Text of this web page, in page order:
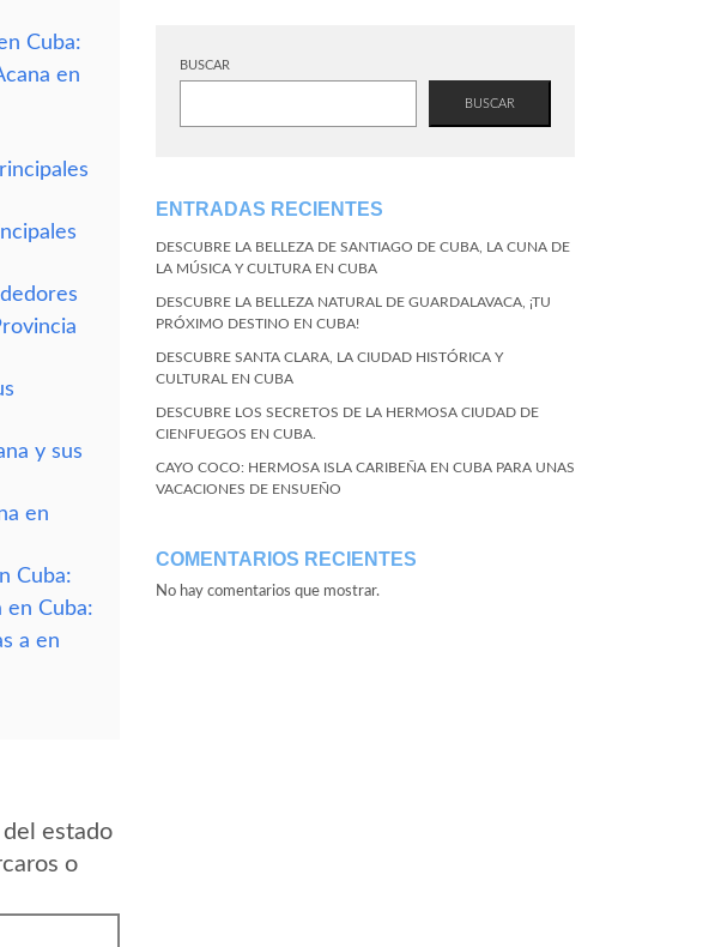
Cuba:
en
y sus
en
Cuba:
en Cuba:
a en
estado
o
BUSCAR
BUSCAR
ENTRADAS RECIENTES
DESCUBRE LA BELLEZA DE SANTIAGO DE CUBA, LA CUNA DE
LA MÚSICA Y CULTURA EN CUBA
DESCUBRE LA BELLEZA NATURAL DE GUARDALAVACA, ¡TU
PRÓXIMO DESTINO EN CUBA!
DESCUBRE SANTA CLARA, LA CIUDAD HISTÓRICA Y
CULTURAL EN CUBA
DESCUBRE LOS SECRETOS DE LA HERMOSA CIUDAD DE
CIENFUEGOS EN CUBA.
CAYO COCO: HERMOSA ISLA CARIBEÑA EN CUBA PARA UNAS
VACACIONES DE ENSUEÑO
COMENTARIOS RECIENTES
No hay comentarios que mostrar.